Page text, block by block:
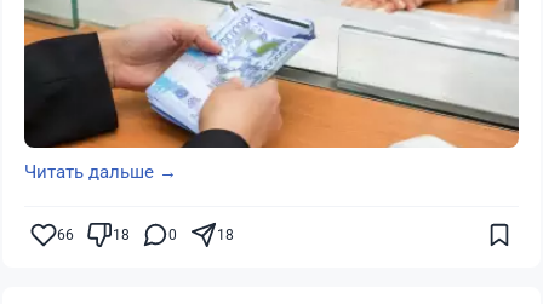
Читать дальше →
66 18 0 18